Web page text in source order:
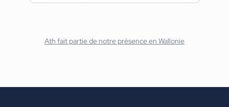
Ath fait partie de notre présence en Wallonie